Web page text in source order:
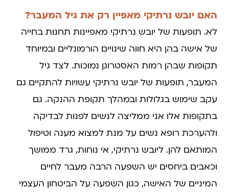
האם יובש נרתיקי מאפיין רק את גיל המעבר?
לא. תופעות של יובש נרתיקי מאפיינות תחנות בחייה
של אישה בהן היא חווה שינויים הורמונליים ובמיוחד
תקופות שבהן רמות האסטרוגן נמוכות. לצד גיל
המעבר, תופעות של יובש נרתיקי עשויות להתקיים גם
עקב שימוש בגלולות ובמהלך תקופת ההנקה. גם
בתקופות אלו אני ממליצה לנשים לפנות לבדיקה
ולהערכת רופא נשים על מנת למצוא מענה וטיפול
המותאם להן. ליובש נרתיקי, אי נוחות, גרד ממושך
וכאבים ביחסים יש השפעה הרבה מעבר לחיים
המיניים של האישה, כגון השפעה על הביטחון העצמי